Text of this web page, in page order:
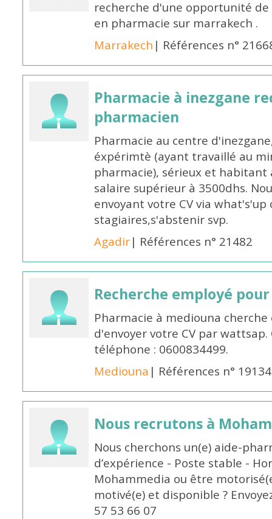
recherche d'une opportunité
en pharmacie sur marrakech .
Marrakech | Références n°
Pharmacie à inezgane
pharmacien
Pharmacie au centre
éxpérimtè (ayant travaillé au
pharmacie), sérieux et habitant
salaire supérieur à 3500dhs.
envoyant votre CV via
stagiaires,s'abstenir svp.
Agadir| Références n° 21482
Recherche employé
Pharmacie à mediouna
d'envoyer votre CV par
téléphone : 0600834499.
Mediouna | Références n° 19134
Nous recrutons à
Nous cherchons un(e) aide-
d’expérience - Poste stable -
Mohammedia ou être
motivé(e) et disponible ?
57 53 66 07